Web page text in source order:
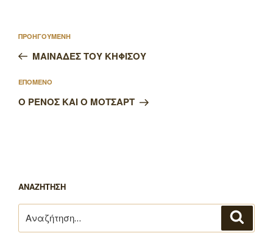
άρθρων
Προηγούμενο
άρθρο
ΠΡΟΗΓΟΥΜΕΝΗ
ΜΑΙΝΑΔΕΣ ΤΟΥ ΚΗΦΙΣΟΥ
Επόμενο
άρθρο
ΕΠΟΜΕΝΟ
Ο ΡΕΝΟΣ ΚΑΙ Ο ΜΟΤΣΑΡΤ
ΑΝΑΖΗΤΗΣΗ
για: